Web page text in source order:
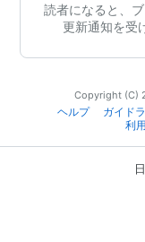
読者になると、
更新通知を受
Copyright (C)
ヘルプ
ガイド
利